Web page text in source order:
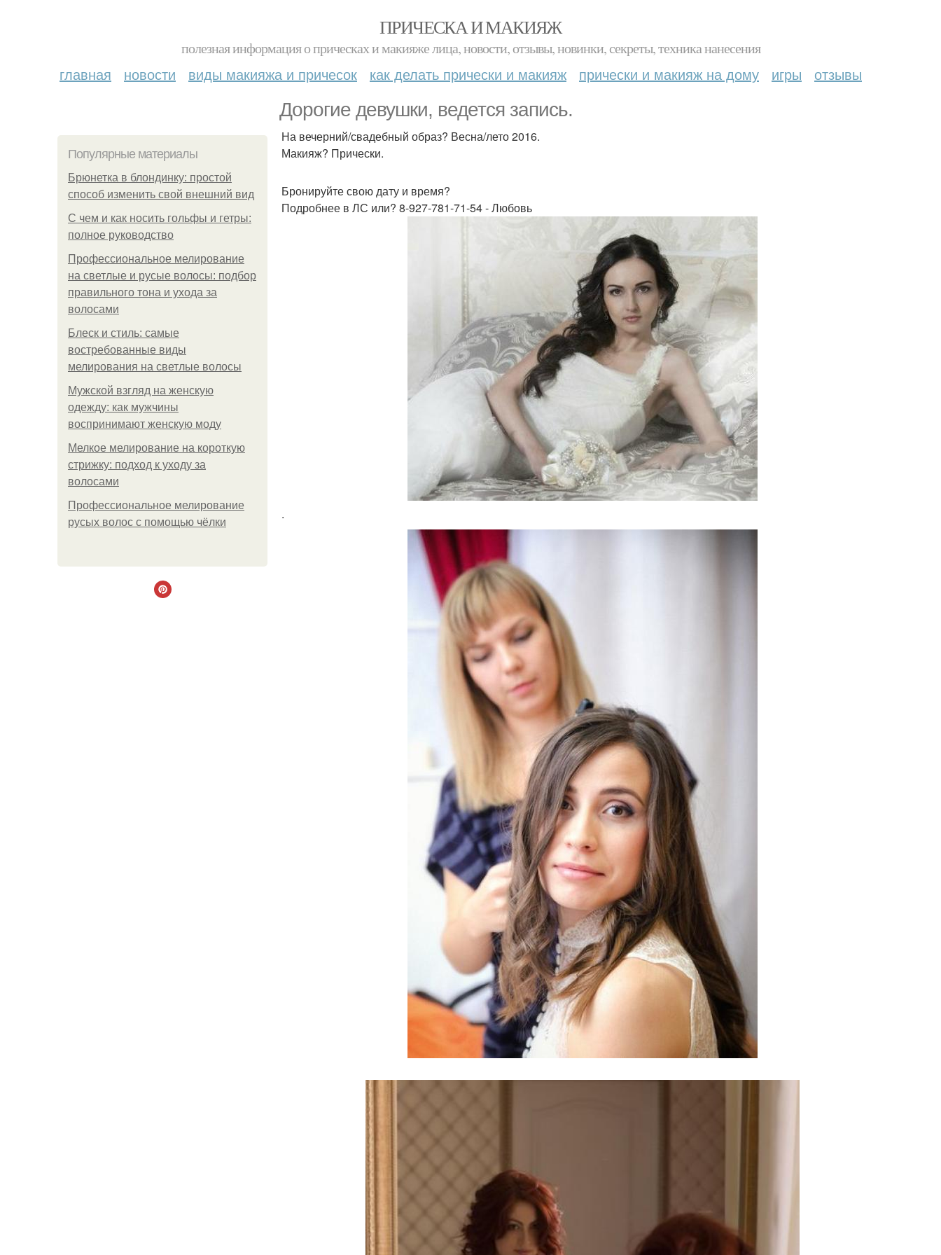
ПРИЧЕСКА И МАКИЯЖ
полезная информация о прическах и макияже лица, новости, отзывы, новинки, секреты, техника нанесения
главная новости виды макияжа и причесок как делать прически и макияж прически и макияж на дому игры отзывы
Дорогие девушки, ведется запись.
Популярные материалы
Брюнетка в блондинку: простой
способ изменить свой внешний вид
С чем и как носить гольфы и гетры:
полное руководство
Профессиональное мелирование
на светлые и русые волосы: подбор
правильного тона и ухода за
волосами
Блеск и стиль: самые
востребованные виды
мелирования на светлые волосы
Мужской взгляд на женскую
одежду: как мужчины
воспринимают женскую моду
Мелкое мелирование на короткую
стрижку: подход к уходу за
волосами
Профессиональное мелирование
русых волос с помощью чёлки
На вечерний/свадебный образ? Весна/лето 2016.
Макияж? Прически.
Бронируйте свою дату и время?
Подробнее в ЛС или? 8-927-781-71-54 - Любовь
.